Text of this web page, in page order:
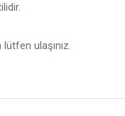
ulaşınız.